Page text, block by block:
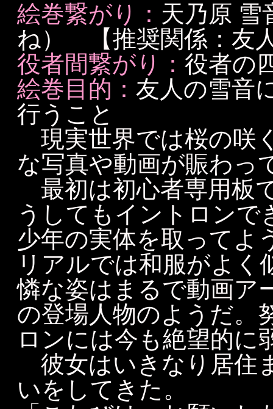
絵巻繋がり： 天乃原
ね） 【推奨関係：友
役者間繋がり： 役者の
絵巻目的： 友人の雪音
行うこと
現実世界では桜の咲
な写真や動画が賑わっ
最初は初心者専用板
うしてもイントロン
少年の実体を取ってよ
リアルでは和服がよく
憐な姿はまるで動画ア
の登場人物のようだ。
ロンには今も絶望的に
彼女はいきなり居住
いをしてきた。